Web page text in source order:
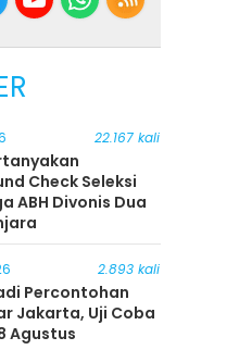
22.167 kali
Check Seleksi
ABH Divonis Dua
2.893 kali
Percontohan
Jakarta, Uji Coba
Agustus